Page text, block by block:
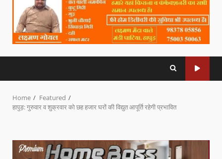
Home
Featured
हापुड़: गुरुवार व शुक्रवार को छह हजार घरों की विद्युत आपूर्ति रहेगी प्रभावित